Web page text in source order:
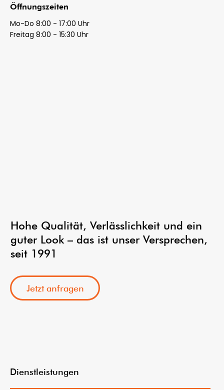
Öffnungszeiten
Mo-Do 8:00 - 17:00 Uhr
Freitag 8:00 - 15:30 Uhr
Hohe Qualität, Verlässlichkeit und ein
guter Look – das ist unser Versprechen,
seit 1991
Jetzt anfragen
Dienstleistungen